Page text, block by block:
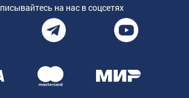
на нас в соцсетях